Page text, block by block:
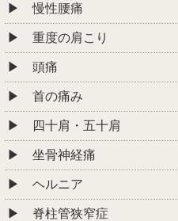
慢性腰痛
重度の肩こり
頭痛
首の痛み
四十肩・五十肩
坐骨神経痛
ヘルニア
脊柱管狭窄症